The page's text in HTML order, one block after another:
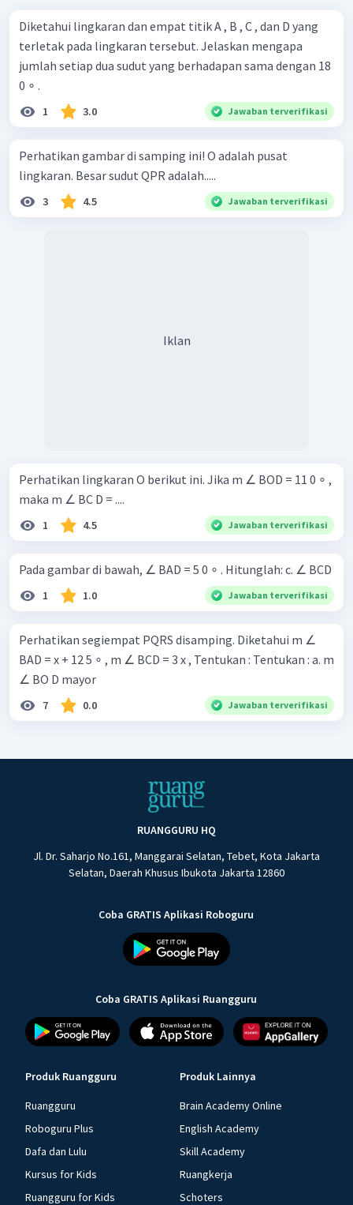
Diketahui lingkaran dan empat titik A , B , C , dan D yang
terletak pada lingkaran tersebut. Jelaskan mengapa
jumlah setiap dua sudut yang berhadapan sama dengan 18
0 ∘ .
1 3.0 Jawaban terverifikasi
Perhatikan gambar di samping ini! O adalah pusat
lingkaran. Besar sudut QPR adalah.....
3 4.5 Jawaban terverifikasi
Iklan
Perhatikan lingkaran O berikut ini. Jika m ∠ BOD = 11 0 ∘ ,
maka m ∠ BC D = ....
1 4.5 Jawaban terverifikasi
Pada gambar di bawah, ∠ BAD = 5 0 ∘ . Hitunglah: c. ∠ BCD
1 1.0 Jawaban terverifikasi
Perhatikan segiempat PQRS disamping. Diketahui m ∠
BAD = x + 12 5 ∘ , m ∠ BCD = 3 x , Tentukan : Tentukan : a. m
∠ BO D mayor
7 0.0 Jawaban terverifikasi
RUANGGURU HQ
Jl. Dr. Saharjo No.161, Manggarai Selatan, Tebet, Kota Jakarta
Selatan, Daerah Khusus Ibukota Jakarta 12860
Coba GRATIS Aplikasi Roboguru
Coba GRATIS Aplikasi Ruangguru
Produk Ruangguru
Ruangguru
Roboguru Plus
Dafa dan Lulu
Kursus for Kids
Ruangguru for Kids
Produk Lainnya
Brain Academy Online
English Academy
Skill Academy
Ruangkerja
Schoters